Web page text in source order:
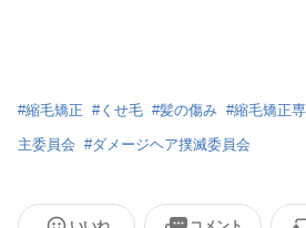
#縮毛矯正 #くせ毛 #髪の傷み #縮毛矯正
主委員会 #ダメージヘア撲滅委員会